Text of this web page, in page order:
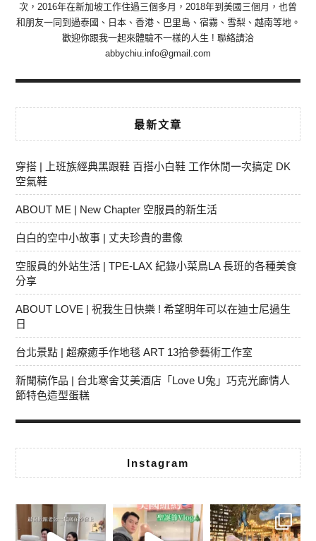
次，2016年在新加坡工作住過三個多月，2018年到美國三個月，也曾
和朋友一同到過泰國、日本、香港、巴里島、宿霧、雪梨、越南等地。
歡迎你跟我一起來體驗不一樣的人生 ! 聯絡請洽
abbychiu.info@gmail.com
最新文章
穿搭 | 上班族經典黑跟鞋 百搭小白鞋 工作休閒一次搞定 DK
空氣鞋
ABOUT ME | New Chapter 空服員的新生活
白白的空中小故事 | 丈夫珍貴的畫像
空服員的外站生活 | TPE-LAX 紀錄小菜鳥LA 長班的各種美食
分享
ABOUT LOVE | 祝我生日快樂 ! 希望明年可以在迪士尼過生
日
台北景點 | 超療癒手作地毯 ART 13拾參藝術工作室
新聞稿作品 | 台北寒舍艾美酒店「Love U兔」巧克光廊情人
節特色造型蛋糕
Instagram